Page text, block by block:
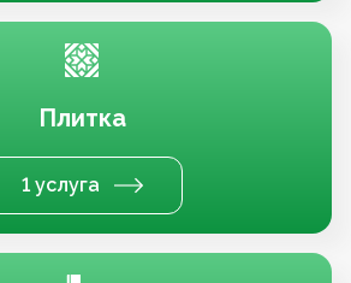
Плитка
1 услуга